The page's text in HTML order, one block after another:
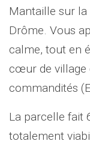
Mantaille sur
Drôme. Vous
calme, tout en
cœur de village
commandités
La parcelle fait
totalement